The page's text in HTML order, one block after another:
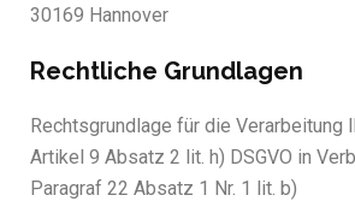
30169 Hannover
Rechtliche Grundlagen
Rechtsgrundlage für die Verarbeitung
Artikel 9 Absatz 2 lit. h) DSGVO in
Paragraf 22 Absatz 1 Nr. 1 lit. b)